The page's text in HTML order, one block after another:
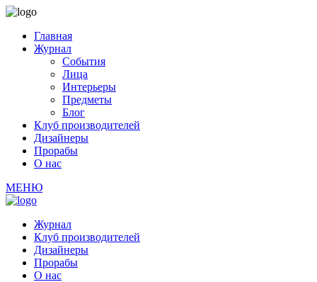
Главная
Журнал
События
Лица
Интерьеры
Предметы
Блог
Клуб производителей
Дизайнеры
Прорабы
О нас
МЕНЮ
Журнал
Клуб производителей
Дизайнеры
Прорабы
О нас